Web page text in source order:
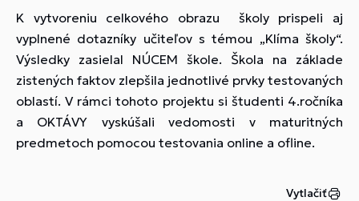
K vytvoreniu celkového obrazu školy prispeli aj
vyplnené dotazníky učiteľov s témou „Klíma školy“.
Výsledky zasielal NÚCEM škole. Škola na základe
zistených faktov zlepšila jednotlivé prvky testovaných
oblastí. V rámci tohoto projektu si študenti 4.ročníka
a OKTÁVY vyskúšali vedomosti v maturitných
predmetoch pomocou testovania online a ofline.
Vytlačiť